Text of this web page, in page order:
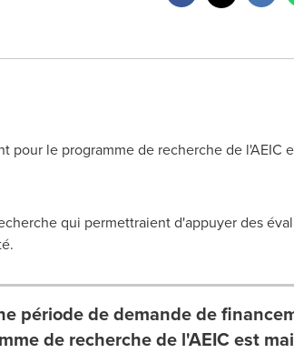
le programme de recherche de l'AEIC
qui permettraient d'appuyer des
période de demande de
de recherche de l'AEIC est